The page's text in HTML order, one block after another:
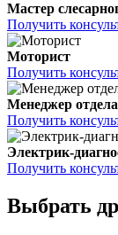
Мастер
Получить
Моторист
Получить
Менеджер отдела
Получить
Электрик-
Получить
Выбрать